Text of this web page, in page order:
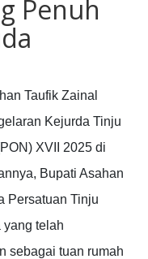
Penuh
Taufik Zainal
Kejurda Tinju
XVII 2025 di
Bupati Asahan
Persatuan Tinju
yang telah
sebagai tuan rumah